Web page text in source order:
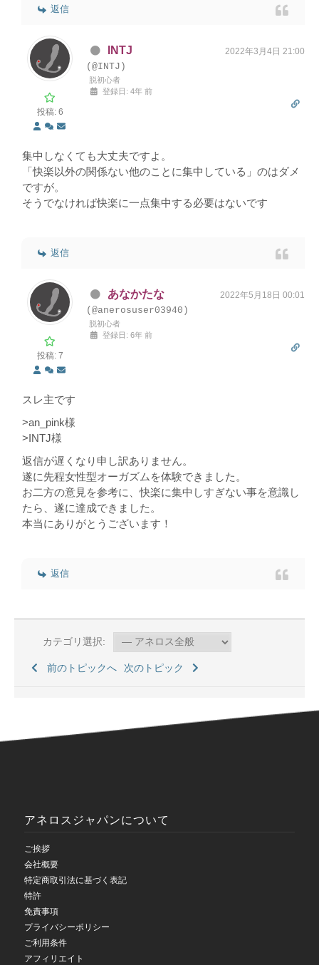
返信
投稿: 6
INTJ 2022年3月4日 21:00
(@INTJ)
脱初心者
登録日: 4年 前
集中しなくても大丈夫ですよ。
「快楽以外の関係ない他のことに集中している」のはダメ
ですが。
そうでなければ快楽に一点集中する必要はないです
返信
投稿: 7
あなかたな 2022年5月18日 00:01
(@anerosuser03940)
脱初心者
登録日: 6年 前
スレ主です
>an_pink様
>INTJ様
返信が遅くなり申し訳ありません。
遂に先程女性型オーガズムを体験できました。
お二方の意見を参考に、快楽に集中しすぎない事を意識し
たら、遂に達成できました。
本当にありがとうございます！
返信
カテゴリ選択:
前のトピックへ 次のトピック
アネロスジャパンについて
ご挨拶
会社概要
特定商取引法に基づく表記
特許
免責事項
プライバシーポリシー
ご利用条件
アフィリエイト